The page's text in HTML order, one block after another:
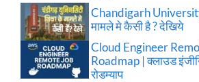
Chandigarh
मामले मे कैसी है ? देखिये
Cloud Engineer
Roadmap | क्लाउड
रोडम्याप